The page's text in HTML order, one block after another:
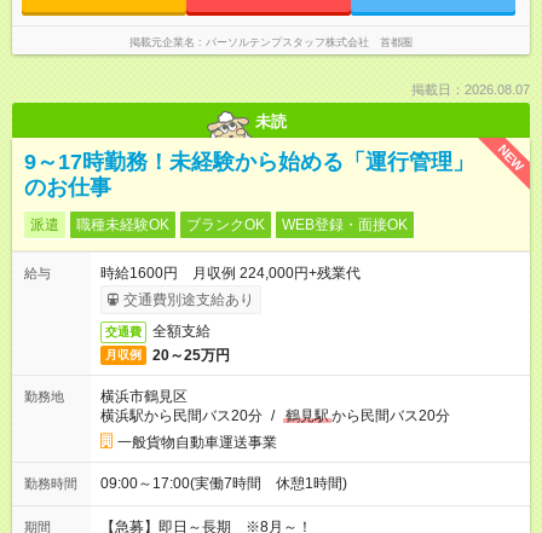
掲載元企業名 パーソルテンプスタッフ株式会社 首都圏
掲載日：2026.08.07
未読
NEW
9～17時勤務！未経験から始める「運行管理」
のお仕事
派遣 職種未経験OK ブランクOK WEB登録・面接OK
給与
時給1600円 月収例 224,000円+残業代
交通費別途支給あり
交通費 全額支給
月収例 20～25万円
勤務地
横浜市鶴見区
横浜駅から民間バス20分 / 鶴見駅から民間バス20分
一般貨物自動車運送事業
勤務時間 09:00～17:00(実働7時間 休憩1時間)
期間 【急募】即日～長期 ※8月～！